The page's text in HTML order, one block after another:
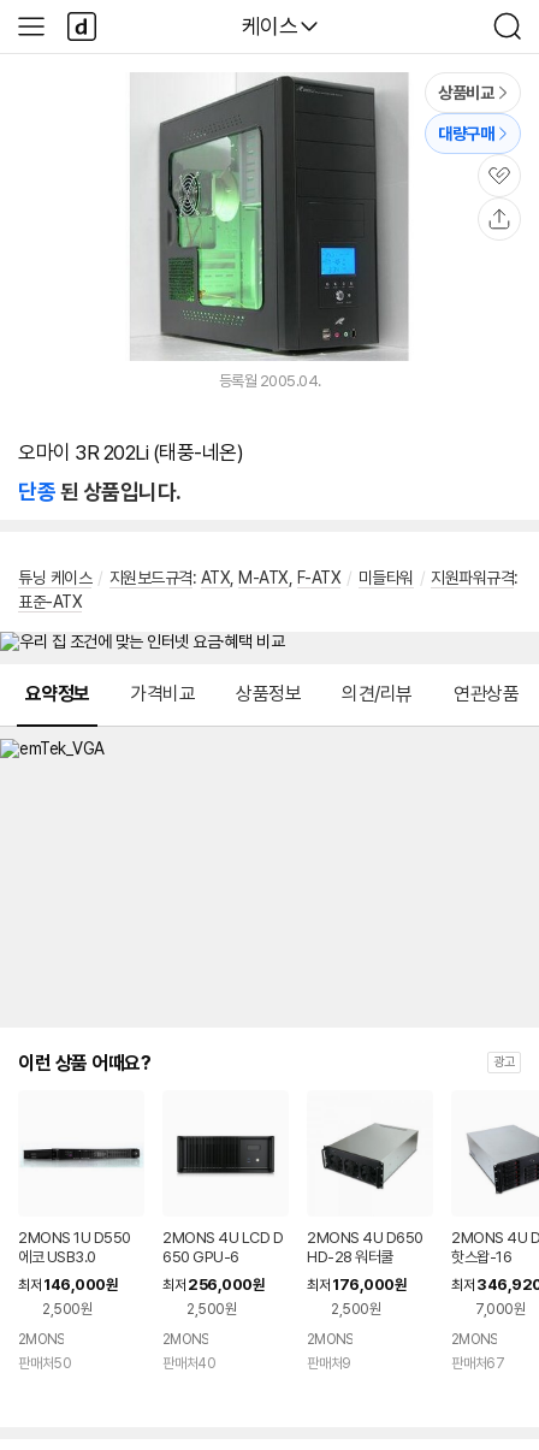
다나와
케이스
검
색
사
이
다
나
와
상품비교
대량구매
관
심
등록월 2005.04.
오마이 3R 202Li (태풍-네온)
단종된 상품입니다.
튜닝 케이스 / 지원보드규격: ATX M-ATX F-ATX / 미들타워 / 지원파워규격:
표준-ATX
요약정보 가격비교 상품정보 의견/리뷰 연관상품
이런 상품 어때요? 광고
2MONS 1U D550
에코 USB3.0
최저 146,000원
2,500원
2MONS
판매처50
2MONS 4U LCD D
650 GPU-6
최저 256,000원
2,500원
2MONS
판매처40
2MONS 4U D650
HD-28 워터쿨
최저 176,000원
2,500원
2MONS
판매처9
2MONS 4U
핫스왑-16
최저
7,000원
2MONS
판매처67